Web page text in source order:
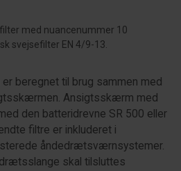
med nuancenummer 10
svejsefilter EN 4/9-13.
beregnet til brug sammen med
Ansigtsskærm med
den batteridrevne SR 500 eller
filtre er inkluderet i
åndedrætsværnsystemer.
skal tilsluttes